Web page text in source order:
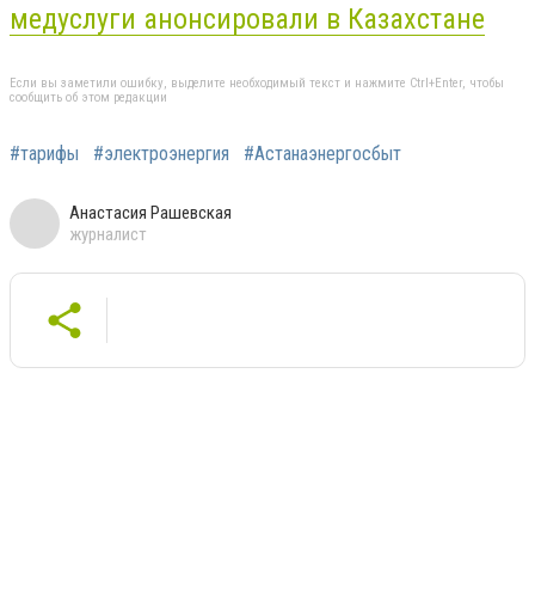
медуслуги анонсировали в Казахстане
Если вы заметили ошибку, выделите необходимый текст и нажмите Ctrl+Enter, чтобы
сообщить об этом редакции
#тарифы #электроэнергия #Астанаэнергосбыт
Анастасия Рашевская
журналист